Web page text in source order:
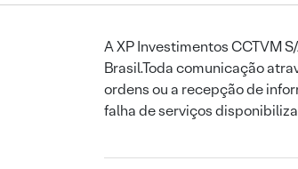
A XP Investimentos CCTVM
Brasil.Toda comunicação
ordens ou a recepção de
falha de serviços